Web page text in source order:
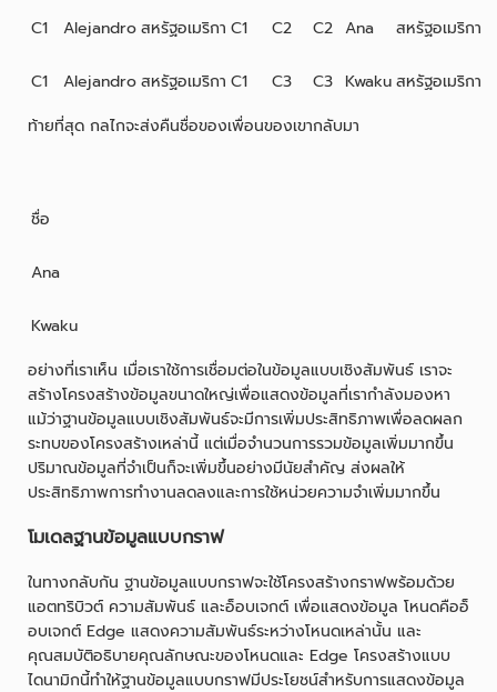
C1 Alejandroสหรัฐอเมริกา C1 C2 C2 Ana สหรัฐอเมริกา
C1 Alejandroสหรัฐอเมริกา C1 C3 C3 Kwakuสหรัฐอเมริกา
ท้ายที่สุด กลไกจะส่งคืนชื่อของเพื่อนของเขากลับมา
ชื่อ
Ana
Kwaku
อย่างที่เราเห็น เมื่อเราใช้การเชื่อมต่อในข้อมูลแบบเชิงสัมพันธ์ เราจะ
สร้างโครงสร้างข้อมูลขนาดใหญ่เพื่อแสดงข้อมูลที่เรากำลังมองหา
แม้ว่าฐานข้อมูลแบบเชิงสัมพันธ์จะมีการเพิ่มประสิทธิภาพเพื่อลดผลก
ระทบของโครงสร้างเหล่านี้ แต่เมื่อจำนวนการรวมข้อมูลเพิ่มมากขึ้น
ปริมาณข้อมูลที่จำเป็นก็จะเพิ่มขึ้นอย่างมีนัยสำคัญ ส่งผลให้
ประสิทธิภาพการทำงานลดลงและการใช้หน่วยความจำเพิ่มมากขึ้น
โมเดลฐานข้อมูลแบบกราฟ
ในทางกลับกัน ฐานข้อมูลแบบกราฟจะใช้โครงสร้างกราฟพร้อมด้วย
แอตทริบิวต์ ความสัมพันธ์ และอ็อบเจกต์ เพื่อแสดงข้อมูล โหนดคืออ็
อบเจกต์ Edge แสดงความสัมพันธ์ระหว่างโหนดเหล่านั้น และ
คุณสมบัติอธิบายคุณลักษณะของโหนดและ Edge โครงสร้างแบบ
ไดนามิกนี้ทำให้ฐานข้อมูลแบบกราฟมีประโยชน์สำหรับการแสดงข้อมูล